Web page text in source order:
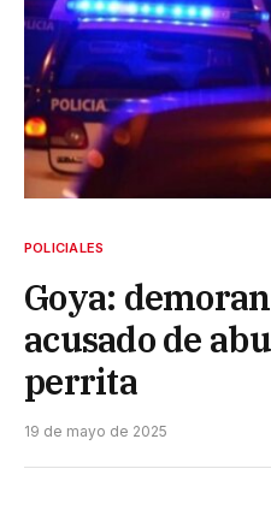
POLICIALES
Goya:
acusado de
perrita
19 de mayo de 2025